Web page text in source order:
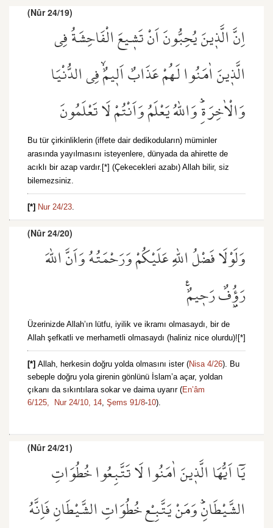
(Nûr 24/19)
اِنَّ الَّذ۪ينَ يُحِبُّونَ اَنْ تَش۪يعَ الْفَاحِشَةُ فِي
الَّذ۪ينَ اٰمَنُوا لَهُمْ عَذَابٌ اَل۪يمٌۙ فِي الدُّنْيَا
وَالْاٰخِرَةِۜ وَاللّٰهُ يَعْلَمُ وَاَنْتُمْ لَا تَعْلَمُونَ
Bu tür çirkinliklerin (iffete dair dedikoduların) müminler
arasında yayılmasını isteyenlere, dünyada da ahirette de
acıklı bir azap vardır.[*] (Çekecekleri azabı) Allah bilir, siz
bilemezsiniz.
[*] Nur 24/23.
(Nûr 24/20)
وَلَوْلَا فَضْلُ اللّٰهِ عَلَيْكُمْ وَرَحْمَتُهُ وَاَنَّ اللّٰهَ
رَؤُ۫فٌ رَح۪يمٌ۟
Üzerinizde Allah’ın lütfu, iyilik ve ikramı olmasaydı, bir de
Allah şefkatli ve merhametli olmasaydı (haliniz nice olurdu)![*]
[*] Allah, herkesin doğru yolda olmasını ister (Nisa 4/26). Bu
sebeple doğru yola girenin gönlünü İslam’a açar, yoldan
çıkanı da sıkıntılara sokar ve daima uyarır (En’âm
6/125,
Nur 24/10, 14, Şems 91/8-10).
(Nûr 24/21)
يَٓا اَيُّهَا الَّذ۪ينَ اٰمَنُوا لَا تَتَّبِعُوا خُطُوَاتِ
الشَّيْطَانِۜ وَمَنْ يَتَّبِعْ خُطُوَاتِ الشَّيْطَانِ فَاِنَّهُ